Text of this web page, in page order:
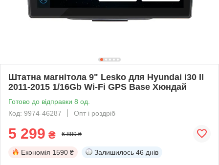
Штатна магнітола 9" Lesko для Hyundai i30 II
2011-2015 1/16Gb Wi-Fi GPS Base Хюндай
Готово до відправки 8 од.
Код: 9974-46287
Опт і роздріб
5 299 ₴ 6 889 ₴
Економія 1590 ₴ Залишилось 46 днів